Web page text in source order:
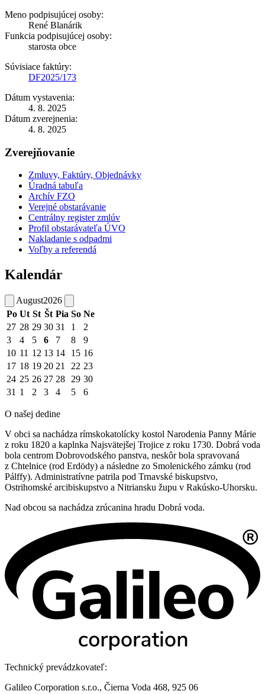
Meno podpisujúcej osoby:
René Blanárik
Funkcia podpisujúcej osoby:
starosta obce
Súvisiace faktúry:
DF2025/173
Dátum vystavenia:
4. 8. 2025
Dátum zverejnenia:
4. 8. 2025
Zverejňovanie
Zmluvy, Faktúry, Objednávky
Úradná tabuľa
Archív FZO
Verejné obstarávanie
Centrálny register zmlúv
Profil obstarávateľa ÚVO
Nakladanie s odpadmi
Voľby a referendá
Kalendár
August2026
Po Ut St Št Pia So Ne
27 28 29 30 31 1
2
3
4 5 6 7 8
9
10 11 12 13 14 15 16
17 18 19 20 21 22 23
24 25 26 27 28 29 30
31 1 2 3 4 5 6
O našej dedine
V obci sa nachádza rímskokatolícky kostol Narodenia Panny Márie
z roku 1820 a kaplnka Najsvätejšej Trojice z roku 1730. Dobrá voda
bola centrom Dobrovodského panstva, neskôr bola spravovaná
z Chtelnice (rod Erdödy) a následne zo Smolenického zámku (rod
Pálffy). Administratívne patrila pod Trnavské biskupstvo,
Ostrihomské arcibiskupstvo a Nitriansku župu v Rakúsko-Uhorsku.
Nad obcou sa nachádza zrúcanina hradu Dobrá voda.
Technický prevádzkovateľ:
Galileo Corporation s.r.o., Čierna Voda 468, 925 06